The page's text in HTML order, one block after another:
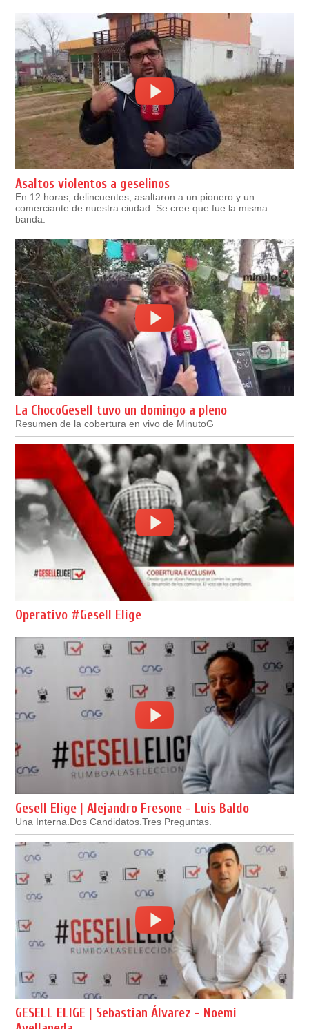
Asaltos violentos a geselinos
En 12 horas, delincuentes, asaltaron a un pionero y un
comerciante de nuestra ciudad. Se cree que fue la misma
banda.
La ChocoGesell tuvo un domingo a pleno
Resumen de la cobertura en vivo de MinutoG
Operativo #Gesell Elige
Gesell Elige | Alejandro Fresone - Luis Baldo
Una Interna.Dos Candidatos.Tres Preguntas.
GESELL ELIGE | Sebastian Álvarez - Noemi